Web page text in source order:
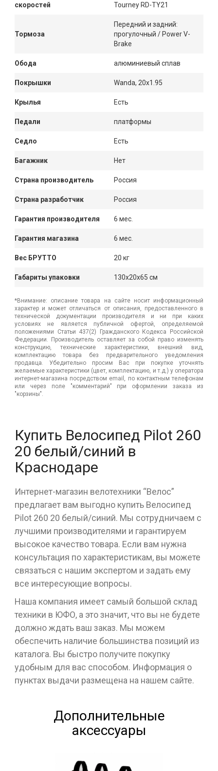
скоростей
Tourney RD-TY21
Тормоза
Передний и задний:
прогулочный / Power V-
Brake
Обода алюминиевый сплав
Покрышки Wanda, 20x1.95
Крылья Есть
Педали платформы
Седло Есть
Багажник Нет
Страна производитель Россия
Страна разработчик Россия
Гарантия производителя 6 мес.
Гарантия магазина 6 мес.
Вес БРУТТО 20 кг
Габариты упаковки 130x20x65 см
*Внимание: описание товара на сайте носит информационный
характер и может отличаться от описания, предоставленного в
технической документации производителя и ни при каких
условиях не является публичной офертой, определяемой
положениями Статьи 437(2) Гражданского Кодекса Российской
Федерации. Производитель оставляет за собой право изменять
конструкцию, технические характеристики, внешний вид,
комплектацию товара без предварительного уведомления
продавца. Убедительно просим Вас при покупке уточнять
желаемые характеристики (цвет, комплектацию, и т.д.) у оператора
интернет-магазина посредством email, по контактным телефонам
или через поле "комментарий" при оформлении заказа из
"корзины".
Купить Велосипед Pilot 260
20 белый/синий в
Краснодаре
Интернет-магазин велотехники “Велос”
предлагает вам выгодно купить Велосипед
Pilot 260 20 белый/синий. Мы сотрудничаем с
лучшими производителями и гарантируем
высокое качество товара. Если вам нужна
консультация по характеристикам, вы можете
связаться с нашим экспертом и задать ему
все интересующие вопросы.
Наша компания имеет самый большой склад
техники в ЮФО, а это значит, что вы не будете
должно ждать ваш заказ. Мы можем
обеспечить наличие большинства позиций из
каталога. Вы быстро получите покупку
удобным для вас способом. Информация о
пунктах выдачи размещена на нашем сайте.
Дополнительные
аксессуары